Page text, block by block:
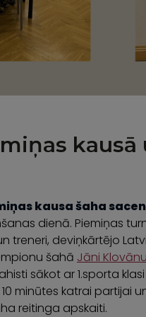
kausā
kausa šaha
dienā. Piemiņas
treneri, deviņkārtējo
šahā Jāni Klovānu
sākot ar 1.sporta
minūtes katrai partijai
reitinga apskaiti.